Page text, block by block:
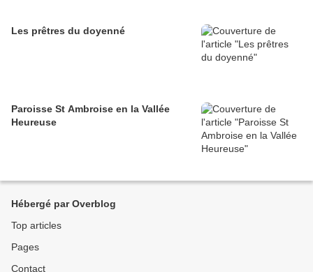
Les prêtres du doyenné
Paroisse St Ambroise en la Vallée
Heureuse
Hébergé par Overblog
Top articles
Pages
Contact